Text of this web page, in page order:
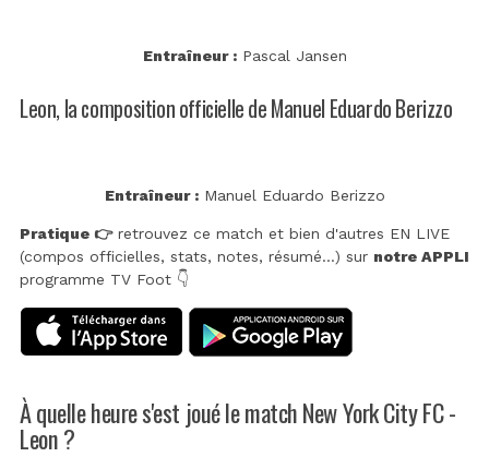
Entraîneur :Pascal Jansen
Leon, la composition officielle de Manuel Eduardo Berizzo
Entraîneur :Manuel Eduardo Berizzo
Pratique 👉retrouvez ce match et bien d'autres EN LIVE
(compos officielles, stats, notes, résumé...) sur notre APPLI
programme TV Foot 👇
À quelle heure s'est joué le match New York City FC -
Leon ?